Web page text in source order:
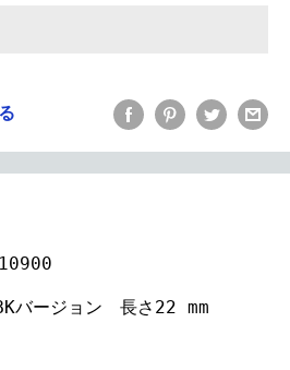
バージョン 長さ22 mm